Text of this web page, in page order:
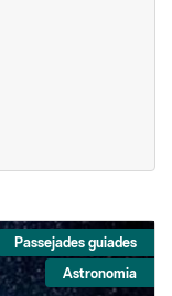
Passejades guiades
Astronomia